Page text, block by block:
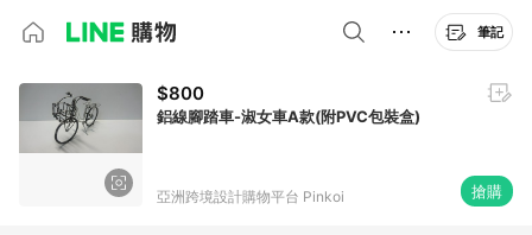
筆記
$800
鋁線腳踏車-淑女車A款(附PVC包裝盒)
亞洲跨境設計購物平台 Pinkoi 搶購